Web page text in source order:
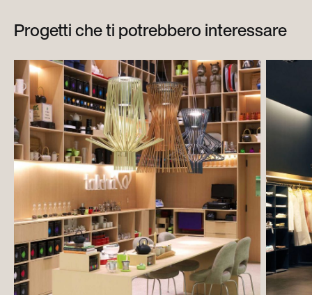
Progetti che ti potrebbero interessare